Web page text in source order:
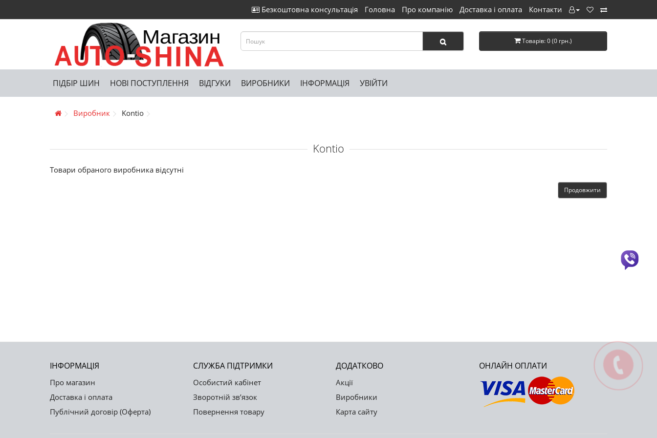
Безкоштовна консультація Головна Про компанію Доставка і оплата Контакти
Товарів: 0 (0 грн.)
ПІДБІР ШИН НОВІ ПОСТУПЛЕННЯ ВІДГУКИ ВИРОБНИКИ ІНФОРМАЦІЯ УВІЙТИ
Виробник Kontio
Kontio
Товари обраного виробника відсутні
Продовжити
ІНФОРМАЦІЯ
Про магазин
Доставка і оплата
Публічний договір (Оферта)
СЛУЖБА ПІДТРИМКИ
Особистий кабінет
Зворотній зв’язок
Повернення товару
ДОДАТКОВО
Акції
Виробники
Карта сайту
ОНЛАЙН ОПЛАТИ